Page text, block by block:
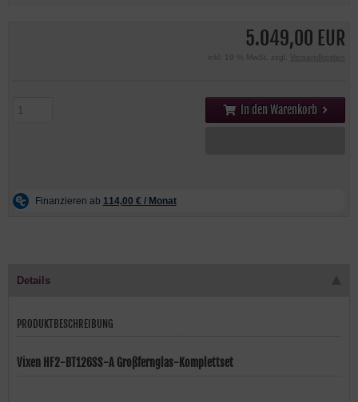
5.049,00 EUR
inkl. 19 % MwSt. zzgl. Versandkosten
In den Warenkorb
Details
PRODUKTBESCHREIBUNG
Vixen HF2-BT126SS-A Großfernglas-Komplettset